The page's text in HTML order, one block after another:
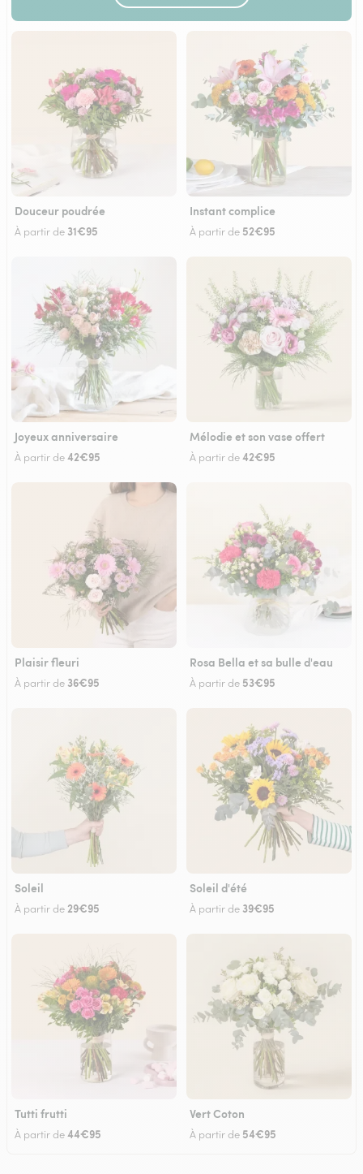
Douceur poudrée
À partir de 31€95
Instant complice
À partir de 52€95
Joyeux anniversaire
À partir de42€95
Mélodie et son vase offert
À partir de42€95
Plaisir fleuri
À partir de 36€95
Rosa Bella et sa bulle d'eau
À partir de 53€95
Soleil
À partir de29€95
Soleil d'été
À partir de 39€95
Tutti frutti
À partir de44€95
Vert Coton
À partir de 54€95